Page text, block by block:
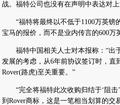
战。福特公司也没有在声明中表达对
“福特将最终以不低于1100万英镑
宝马的报价，而不是业内传言的600万
福特中国相关人士对本报称：“出于
发展的考虑，从6年前协议签订时，直
Rover(路虎)至关重要。”
“完全将福特此次收购归结于‘阻击
到Rover商标，这是一笔相当划算的交